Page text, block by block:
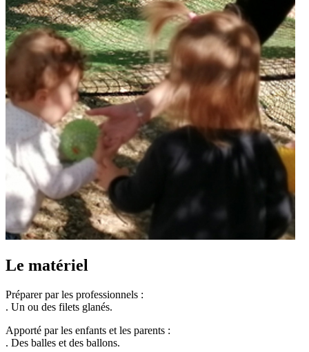
Le matériel
Préparer par les professionnels :
. Un ou des filets glanés.
Apporté par les enfants et les parents :
. Des balles et des ballons.